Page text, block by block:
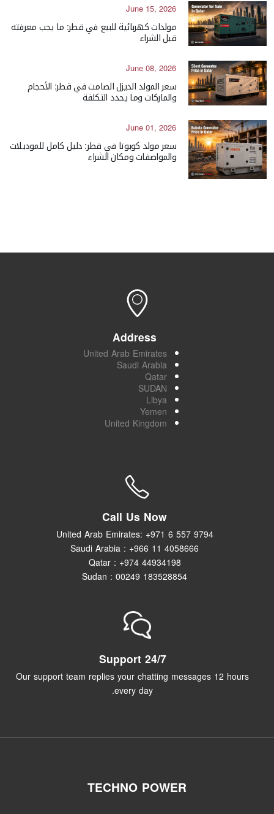
June 15, 2026
مولدات كهربائية للبيع في قطر: ما يجب معرفته
قبل الشراء
June 08, 2026
سعر المولد الديزل الصامت في قطر: الأحجام
والماركات وما يحدد التكلفة
June 01, 2026
سعر مولد كوبوتا في قطر: دليل كامل للموديلات
والمواصفات ومكان الشراء
Address
United Arab Emirates
Saudi Arabia
Qatar
SUDAN
Libya
Yemen
United Kingdom
Call Us Now
United Arab Emirates: +971 6 557 9794
Saudi Arabia : +966 11 4058666
Qatar : +974 44934198
Sudan : 00249 183528854
24/7 Support
Our support team replies your chatting messages 12 hours
every day.
TECHNO POWER